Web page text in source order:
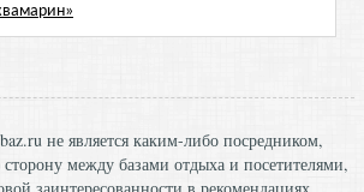
не является каким-либо посредником,
между базами отдыха и посетителями,